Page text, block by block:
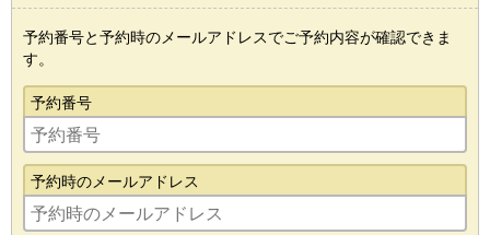
予約番号と予約時のメールアドレスでご予約内容が確認できま
す。
予約番号
予約時のメールアドレス